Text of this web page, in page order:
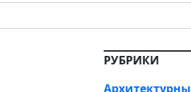
РУБРИКИ